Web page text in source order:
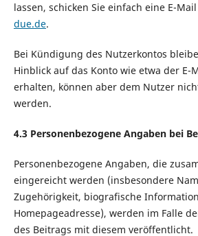
lassen, schicken Sie einfach eine E-
due.de.
Bei Kündigung des Nutzerkontos
Hinblick auf das Konto wie etwa der E-
erhalten, können aber dem Nutzer
werden.
4.3 Personenbezogene Angaben bei
Personenbezogene Angaben, die
eingereicht werden (insbesondere
Zugehörigkeit, biografische
Homepageadresse), werden im Falle
des Beitrags mit diesem veröffentlicht.